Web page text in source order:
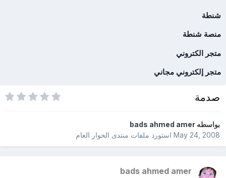
شنطة
منصة شنطة
متجر الكتروني
متجر إلكتروني مجاني
صدمة
بواسطهbads ahmed amer
May 24, 2008استورد ملفات منتدى الحوار العام
bads ahmed amer